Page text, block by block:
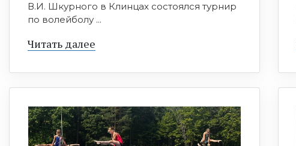
В.И. Шкурного в Клинцах состоялся турнир
по волейболу ...
Читать далее